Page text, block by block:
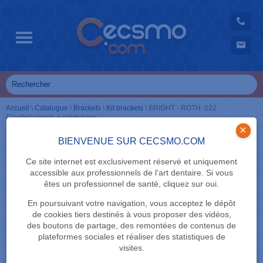
BIENVENUE SUR CECSMO.COM
Ce site internet est exclusivement réservé et uniquement
accessible aux professionnels de l'art dentaire. Si vous
êtes un professionnel de santé, cliquez sur oui.
En poursuivant votre navigation, vous acceptez le dépôt
de cookies tiers destinés à vous proposer des vidéos,
des boutons de partage, des remontées de contenus de
plateformes sociales et réaliser des statistiques de
visites.
×
Accueil \ Catalogue \ Brackets \ Kit brackets \ BRIGHT - ROTH .022
Crochet canine + prémolaire